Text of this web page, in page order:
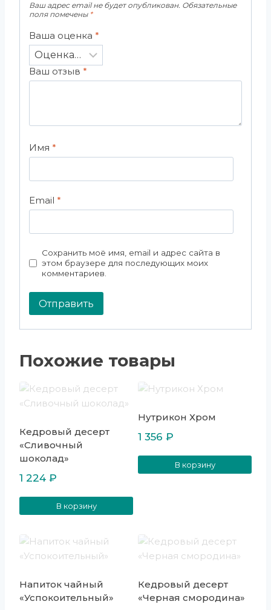
Ваш адрес email не будет опубликован. Обязательные
поля помечены *
Ваша оценка *
Ваш отзыв *
Имя *
Email *
Сохранить моё имя, email и адрес сайта в
этом браузере для последующих моих
комментариев.
Похожие товары
Кедровый десерт
«Сливочный
шоколад»
1 224 ₽
В корзину
Нутрикон Хром
1 356 ₽
В корзину
Напиток чайный
«Успокоительный»
Кедровый десерт
«Черная смородина»